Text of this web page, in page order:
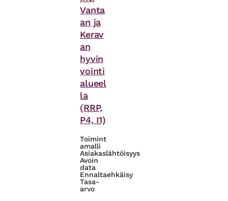
Vanta
an ja
Kerav
an
hyvin
vointi
alueel
la
(RRP,
P4, I1)
Toimint
amalli
Asiakaslähtöisyys
Avoin
data
Ennaltaehkäisy
Tasa-
arvo